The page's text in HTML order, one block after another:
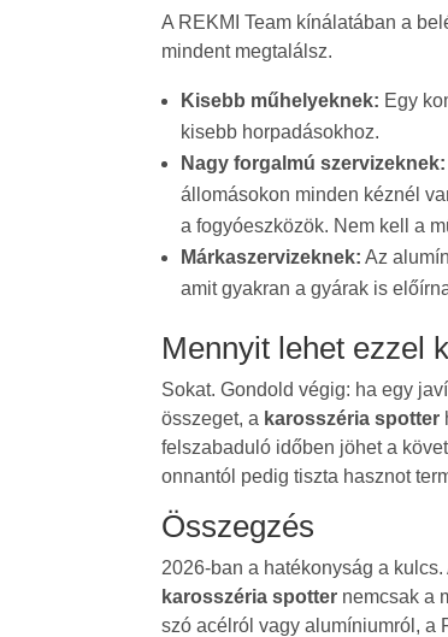
A REKMI Team kínálatában a
mindent megtalálsz.
Kisebb műhelyeknek: Egy
kisebb horpadásokhoz.
Nagy forgalmú szervizeknek:
állomásokon minden kéznél
a fogyóeszközök. Nem kell a
Márkaszervizeknek: Az
amit gyakran a gyárak is
Mennyit lehet ezzel
Sokat. Gondold végig: ha egy
összeget, a karosszéria spotter
felszabaduló időben jöhet a
onnantól pedig tiszta hasznot
Összegzés
2026-ban a hatékonyság a
karosszéria spotter nemcsak a
szó acélról vagy alumíniumról, a